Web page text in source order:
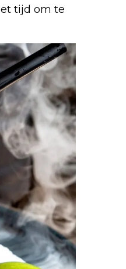
tijd om te